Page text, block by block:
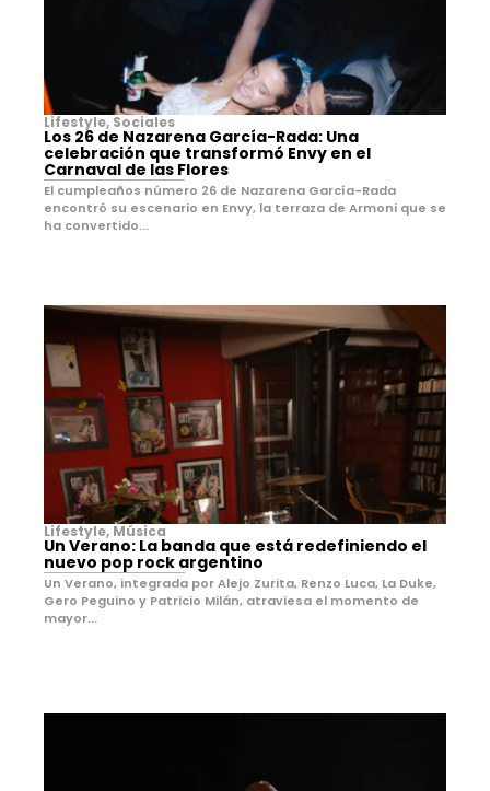
Lifestyle, Sociales
Los 26 de Nazarena García-Rada: Una
celebración que transformó Envy en el
Carnaval de las Flores
El cumpleaños número 26 de Nazarena García-Rada
encontró su escenario en Envy, la terraza de Armoni que se
ha convertido...
Lifestyle, Música
Un Verano: La banda que está redefiniendo el
nuevo pop rock argentino
Un Verano, integrada por Alejo Zurita, Renzo Luca, La Duke,
Gero Peguino y Patricio Milán, atraviesa el momento de
mayor...